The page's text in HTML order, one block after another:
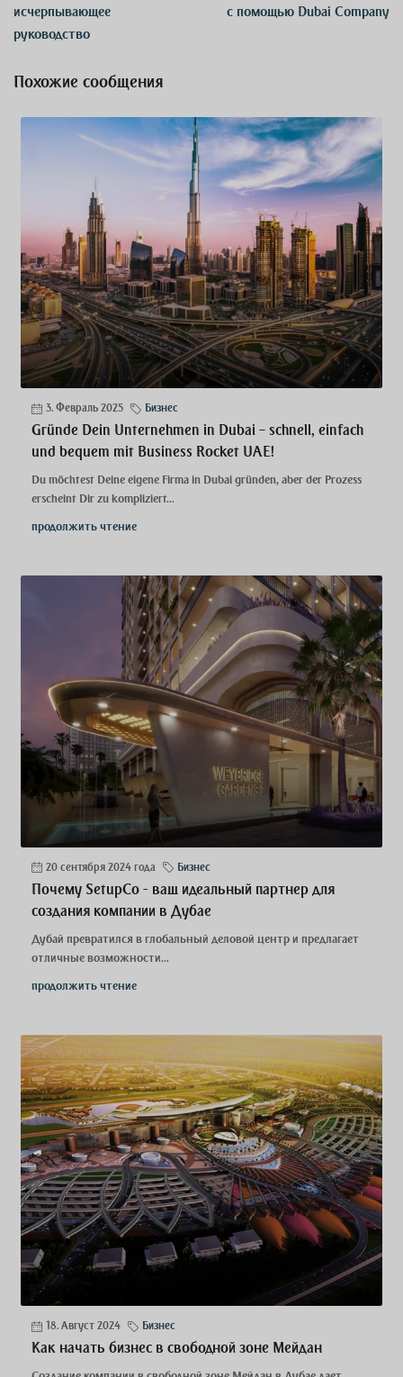
исчерпывающее
руководство
с помощью Dubai Company
Похожие сообщения
3. Февраль 2025 Бизнес
Gründe Dein Unternehmen in Dubai – schnell, einfach
und bequem mit Business Rocket UAE!
Du möchtest Deine eigene Firma in Dubai gründen, aber der Prozess
erscheint Dir zu kompliziert...
продолжить чтение
20 сентября 2024 года Бизнес
Почему SetupCo - ваш идеальный партнер для
создания компании в Дубае
Дубай превратился в глобальный деловой центр и предлагает
отличные возможности...
продолжить чтение
18. Август 2024 Бизнес
Как начать бизнес в свободной зоне Мейдан